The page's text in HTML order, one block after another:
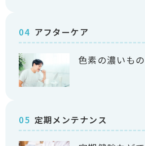
04 アフターケア
色素の濃いも
05 定期メンテナンス